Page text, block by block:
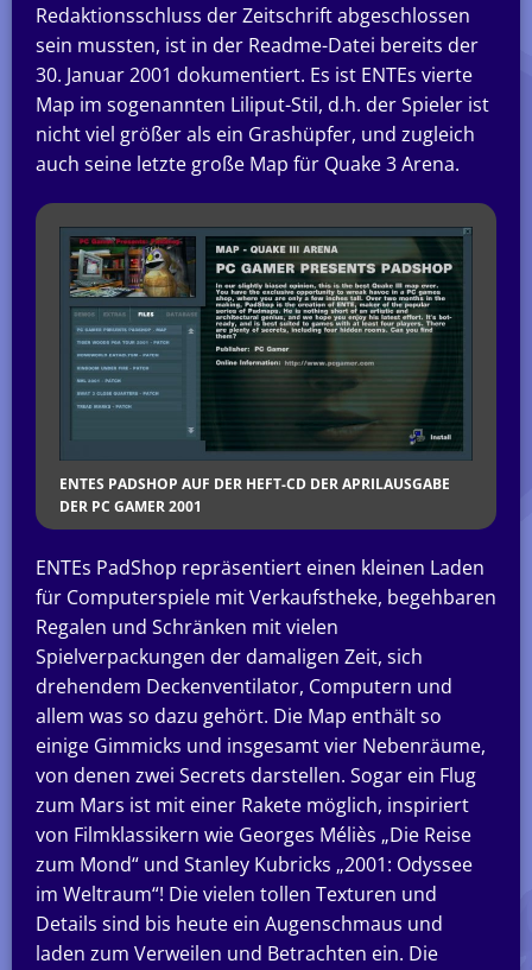
Redaktionsschluss der Zeitschrift abgeschlossen
sein mussten, ist in der Readme-Datei bereits der
30. Januar 2001 dokumentiert. Es ist ENTEs vierte
Map im sogenannten Liliput-Stil, d.h. der Spieler ist
nicht viel größer als ein Grashüpfer, und zugleich
auch seine letzte große Map für Quake 3 Arena.
ENTES PADSHOP AUF DER HEFT-CD DER APRILAUSGABE
DER PC GAMER 2001
ENTEs PadShop repräsentiert einen kleinen Laden
für Computerspiele mit Verkaufstheke, begehbaren
Regalen und Schränken mit vielen
Spielverpackungen der damaligen Zeit, sich
drehendem Deckenventilator, Computern und
allem was so dazu gehört. Die Map enthält so
einige Gimmicks und insgesamt vier Nebenräume,
von denen zwei Secrets darstellen. Sogar ein Flug
zum Mars ist mit einer Rakete möglich, inspiriert
von Filmklassikern wie Georges Méliès „Die Reise
zum Mond“ und Stanley Kubricks „2001: Odyssee
im Weltraum“! Die vielen tollen Texturen und
Details sind bis heute ein Augenschmaus und
laden zum Verweilen und Betrachten ein. Die